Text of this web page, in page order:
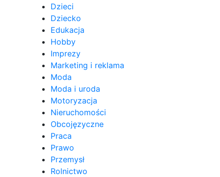
Dzieci
Dziecko
Edukacja
Hobby
Imprezy
Marketing i reklama
Moda
Moda i uroda
Motoryzacja
Nieruchomości
Obcojęzyczne
Praca
Prawo
Przemysł
Rolnictwo